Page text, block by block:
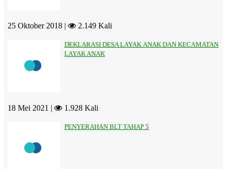
25 Oktober 2018 | 2.149 Kali
DEKLARASI DESA LAYAK ANAK DAN KECAMATAN
LAYAK ANAK
18 Mei 2021 | 1.928 Kali
PENYERAHAN BLT TAHAP 5